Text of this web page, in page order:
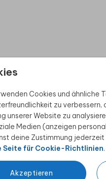
Cookies und ähnliche
zu verbessern,
unserer Website zu
Medien (anzeigen
deine Zustimmung
Seite für Cookie-Richtlinien.
Akzeptieren
sichern
kreative
Als Dankeschön